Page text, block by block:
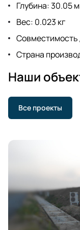
Глубина: 30.05
Вес: 0.023 кг
Совместимость
Страна
Наши
Все проекты